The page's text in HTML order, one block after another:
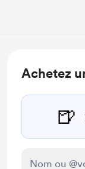
Achetez
🍺